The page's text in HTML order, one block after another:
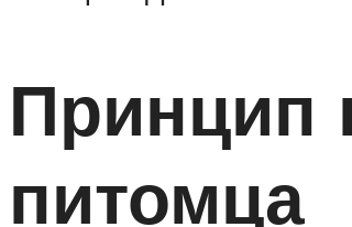
Принцип
питомца